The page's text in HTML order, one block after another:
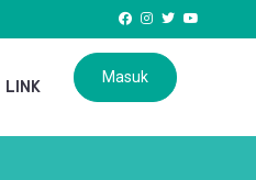
Masuk
LINK